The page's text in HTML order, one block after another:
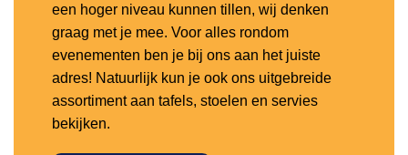
een hoger niveau kunnen tillen, wij denken
graag met je mee. Voor alles rondom
evenementen ben je bij ons aan het juiste
adres! Natuurlijk kun je ook ons uitgebreide
assortiment aan tafels, stoelen en servies
bekijken.